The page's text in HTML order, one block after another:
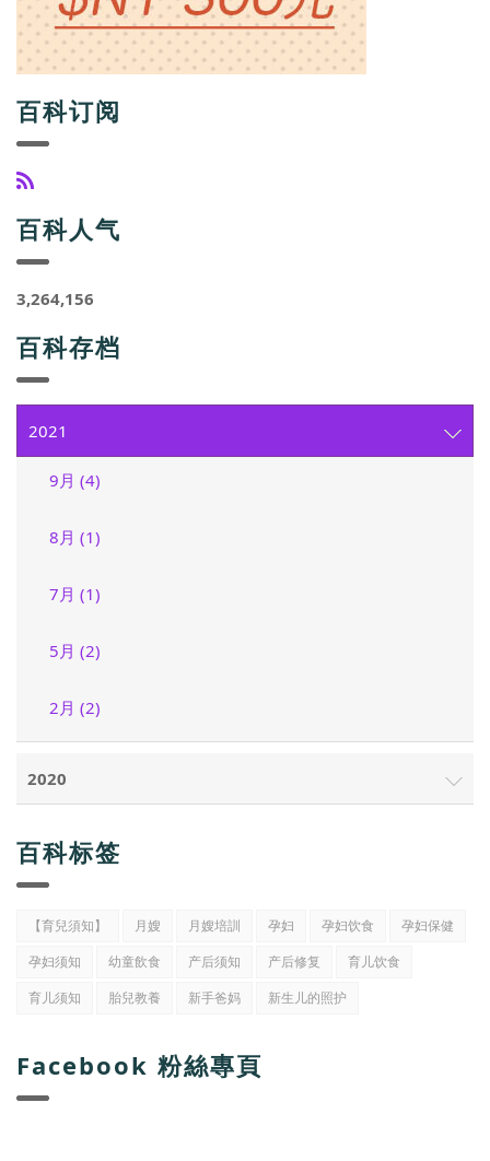
百科订阅
百科人气
3,264,156
百科存档
2021
9月 (4)
8月 (1)
7月 (1)
5月 (2)
2月 (2)
2020
百科标签
【育兒須知】 月嫂 月嫂培訓 孕妇 孕妇饮食
孕妇保健
孕妇须知
幼童飲食 产后须知 产后修复
育儿饮食
育儿须知
胎兒教養 新手爸妈 新生儿的照护
Facebook 粉絲專頁